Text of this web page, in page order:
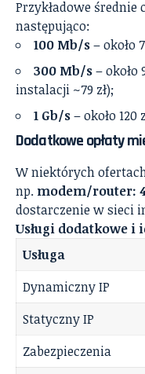
Przykładowe
następująco:
100 Mb/s– około
300 Mb/s– około
instalacji ~79 zł);
1 Gb/s– około 120
Dodatkowe opłaty
W niektórych
np. modem/router:
dostarczenie w sieci
Usługi dodatkowe i
Usługa
Dynamiczny IP
Statyczny IP
Zabezpieczenia